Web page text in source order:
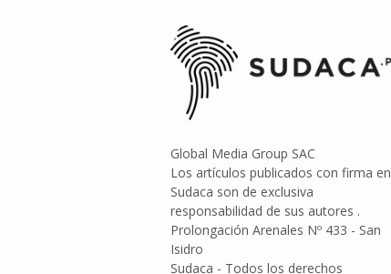
Global Media Group SAC
Los artículos publicados con firma en
Sudaca son de exclusiva
responsabilidad de sus autores .
Prolongación Arenales Nº 433 - San
Isidro
Sudaca - Todos los derechos